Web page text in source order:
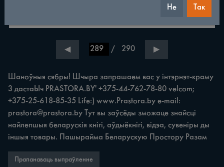
◀ / 290 ▶
Шаноўныя сябры! Шчыра запрашаем вас у інтэрнэт-краму
3 дастаЫч PRASTORA.BY' +375-44-762-78-80 velcom;
+375-25-618-85-35 Life:) www.Prastora.by e-mail:
prastora@prastora.by Тут вы заўсёды зможаце знайсці
найлепшыя беларускія кнігі, аўдыёкнігі, відэа, сувеніры ды
іншыя товары. Пашырайма Беларускую Простору Разам
Прапанаваць выпраўленне
Не Так